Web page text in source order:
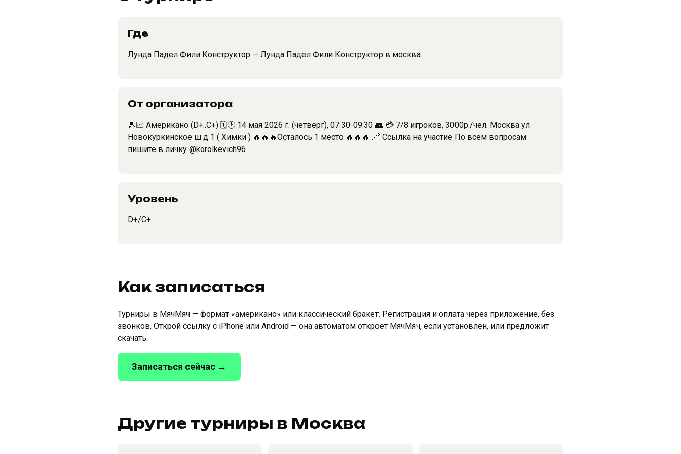
Где
Лунда Падел Фили Конструктор — Лунда Падел Фили Конструктор в москва.
От организатора
🎾📈 Американо (D+..C+) 🗓️🕑 14 мая 2026 г. (четверг), 07:30-09:30 👥 💳 7/8 игроков, 3000р./чел. Москва ул
Новокуркинское ш д 1 ( Химки ) 🔥🔥🔥Осталось 1 место 🔥🔥🔥 🔗 Ссылка на участие По всем вопросам
пишите в личку @korolkevich96
Уровень
D+/C+
Как записаться
Турниры в МячМяч — формат «американо» или классический бракет. Регистрация и оплата через приложение, без
звонков. Открой ссылку с iPhone или Android — она автоматом откроет МячМяч, если установлен, или предложит
скачать.
Записаться сейчас →
Другие турниры в Москва